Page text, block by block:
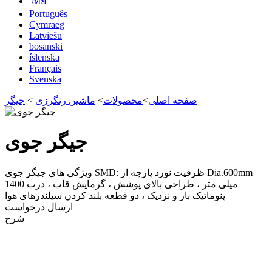
Português
Cymraeg
Latviešu
bosanski
íslenska
Français
Svenska
صفحه اصلی>محصولات> ماشین رنگرزی > جیگر
جیگر جوی
ویژگی های جیگر جوی SMD: ظرفیت نورد پارچه از Dia.600mm
1400 میلی متر ، طراحی بالای پوشش ، گرمایش قاب ، درب
پنوماتیک باز و نزدیک ، دو قطعه بلند کردن سیلندرهای هوا
ارسال درخواست
شرح